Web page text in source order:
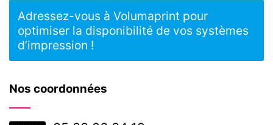
Nos coordonnées
Adressez-vous à Volumaprint pour
optimiser la disponibilité de vos systèmes
d’impression !